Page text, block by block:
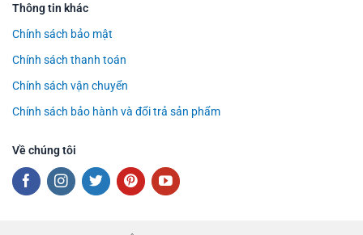
Thông tin khác
Chính sách bảo mật
Chính sách thanh toán
Chính sách vận chuyển
Chính sách bảo hành và đổi trả sản phẩm
Về chúng tôi